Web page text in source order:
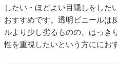
したい・ほどよい目隠しをした
おすすめです。透明ビニールは
ルより少し劣るものの、はっき
性を重視したいという方ににお